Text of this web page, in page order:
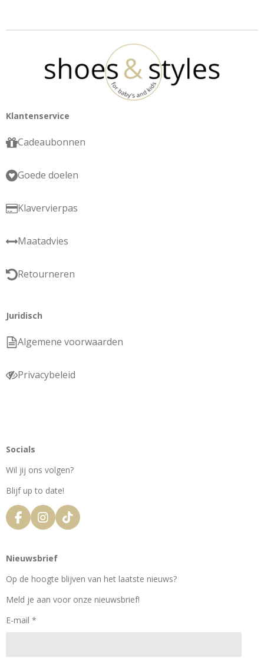
Klantenservice
Cadeaubonnen
Goede doelen
Klavervierpas
Maatadvies
Retourneren
Juridisch
Algemene voorwaarden
Privacybeleid
Socials
Wil jij ons volgen?
Blijf up to date!
F
a
e
o
k
I
n
t
g
a
T
i
k
Nieuwsbrief
Op de hoogte blijven van het laatste nieuws?
Meld je aan voor onze nieuwsbrief!
E-mail *